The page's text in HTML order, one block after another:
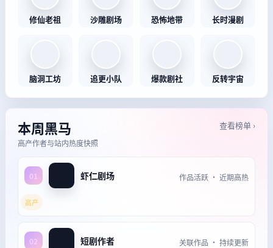
修仙老祖 沙雕剧场 恐怖地带 长时漫剧
脑洞工坊 追更小队 爆款剧社 反转宇宙
本周黑马
高产作者与站内热度快照
查看榜单 ›
01 虾仁剧场 作品活跃 · 近期高热
高产
02 短剧作者 关联作品 · 持续更新